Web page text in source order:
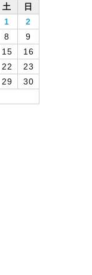
土
日
1
2
8
9
15
16
22
23
29
30